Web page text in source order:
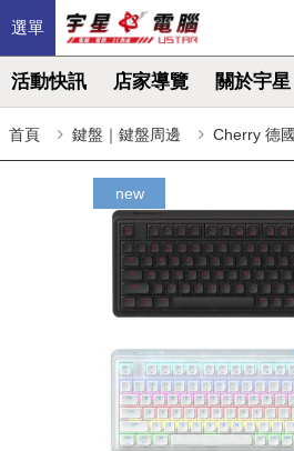
選單
活動快訊 店家導覽 關於宇星
首頁 鍵盤｜鍵盤周邊 Cherry 德
new